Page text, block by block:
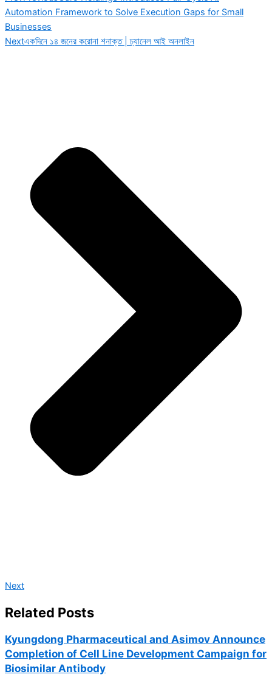
Automation Framework to Solve Execution Gaps for Small
Businesses
Nextএকদিনে ১৪ জনের করোনা শনাক্ত | চ্যানেল আই অনলাইন
Next
Related Posts
Kyungdong Pharmaceutical and Asimov Announce
Completion of Cell Line Development Campaign for
Biosimilar Antibody